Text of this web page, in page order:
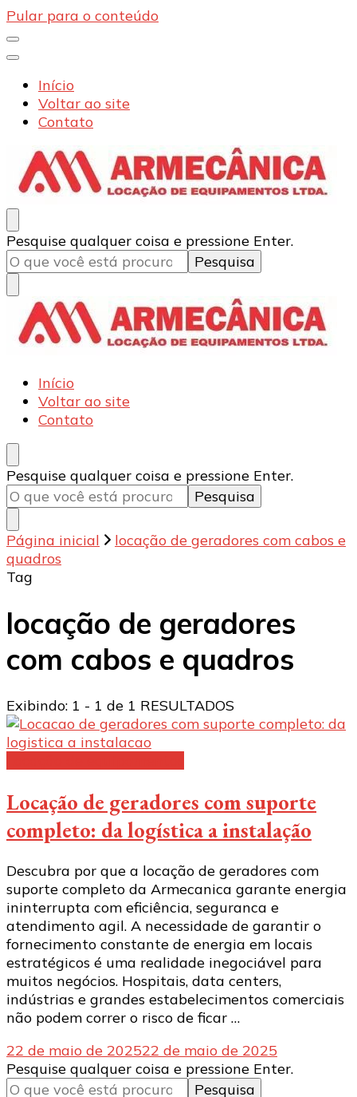
Pular para o conteúdo
Início
Voltar ao site
Contato
Armecânica
Blog
Procurando
algo?
Pesquise qualquer coisa e pressione Enter.
Armecânica
Blog
Início
Voltar ao site
Contato
Procurando
algo?
Pesquise qualquer coisa e pressione Enter.
Página inicial
locação de geradores com cabos e
quadros
Tag
locação de geradores
com cabos e quadros
Exibindo: 1 - 1 de 1 RESULTADOS
Locação de geradores com suporte
completo: da logística a instalação
Descubra por que a locação de geradores com
suporte completo da Armecanica garante energia
ininterrupta com eficiência, seguranca e
atendimento agil. A necessidade de garantir o
fornecimento constante de energia em locais
estratégicos é uma realidade inegociável para
muitos negócios. Hospitais, data centers,
indústrias e grandes estabelecimentos comerciais
não podem correr o risco de ficar …
22 de maio de 202522 de maio de 2025
Procurando
algo?
Pesquise qualquer coisa e pressione Enter.